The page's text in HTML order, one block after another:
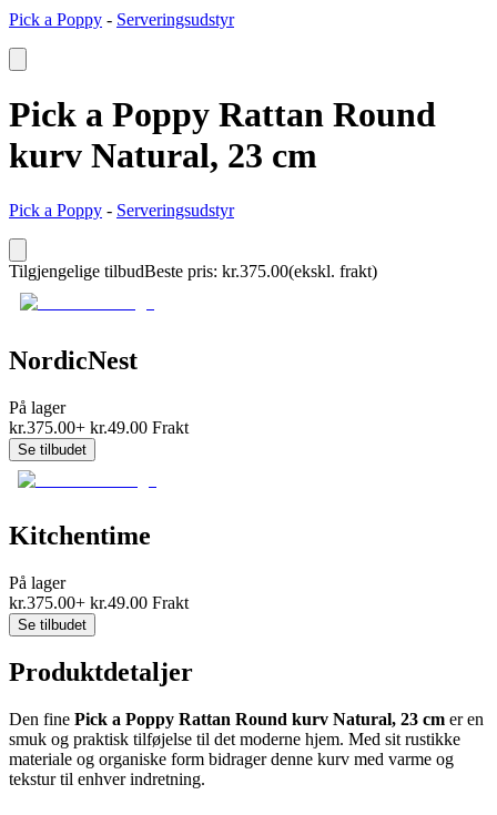
Pick a Poppy - Serveringsudstyr
Pick a Poppy Rattan Round
kurv Natural, 23 cm
Pick a Poppy - Serveringsudstyr
Tilgjengelige tilbudBeste pris: kr.375.00(ekskl. frakt)
NordicNest
På lager
kr.375.00+ kr.49.00 Frakt
Se tilbudet
Kitchentime
På lager
kr.375.00+ kr.49.00 Frakt
Se tilbudet
Produktdetaljer
Den fine Pick a Poppy Rattan Round kurv Natural, 23 cm er en
smuk og praktisk tilføjelse til det moderne hjem. Med sit rustikke
materiale og organiske form bidrager denne kurv med varme og
tekstur til enhver indretning.